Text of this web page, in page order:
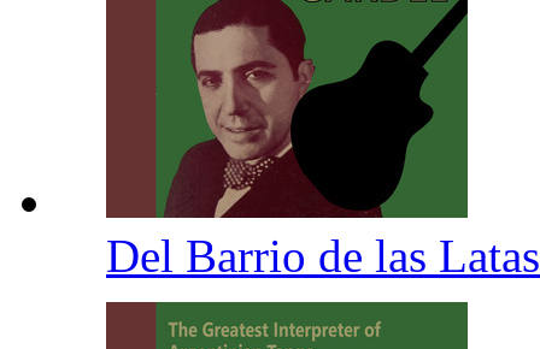
Del Barrio de las